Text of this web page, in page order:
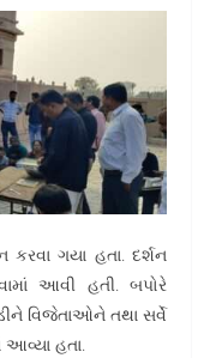
કરવા ગયા હતા. દર્શન
આવી હતી. બપોરે
વિજેતાઓને તથા સર્વે
આવ્યા હતા.